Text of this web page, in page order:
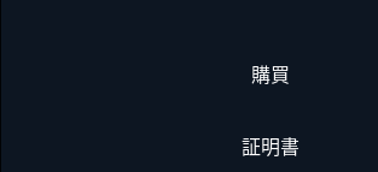
購買
証明書